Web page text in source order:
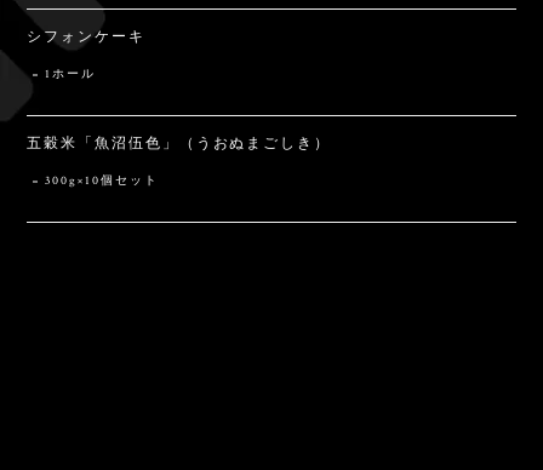
シフォンケーキ
1ホール
五穀米「魚沼伍色」（うおぬまごしき）
300g×10個セット